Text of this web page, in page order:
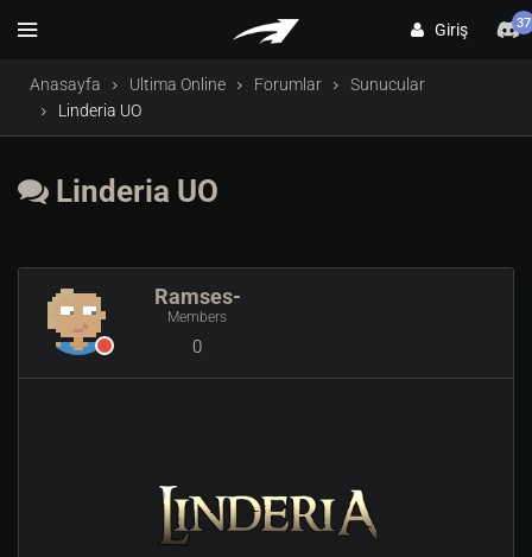
Giriş 37
Anasayfa Ultima Online Forumlar
Sunucular
Linderia UO
Linderia UO
Ramses-
Members
0